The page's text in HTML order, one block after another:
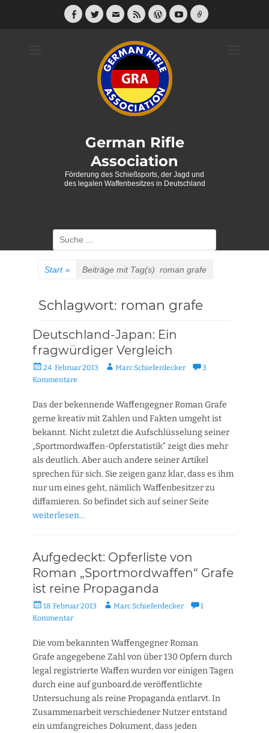
Facebook
Twitter
E-
Feed WordPress
YouTube
Link
German Rifle
Association
Förderung des Schießsports, der Jagd und
des legalen Waffenbesitzes in Deutschland
Suche
nach:
Start » Beiträge mit Tag(s) roman grafe
Schlagwort: roman grafe
Deutschland-Japan: Ein
fragwürdiger Vergleich
Veröffentlicht
am
24. Februar 2013 AutorMarc Schieferdecker
3
Kommentare
Das der bekennende Waffengegner Roman Grafe
gerne kreativ mit Zahlen und Fakten umgeht ist
bekannt. Nicht zuletzt die Aufschlüsselung seiner
„Sportmordwaffen-Opferstatistik“ zeigt dies mehr
als deutlich. Aber auch andere seiner Artikel
sprechen für sich. Sie zeigen ganz klar, dass es ihm
nur um eines geht, nämlich Waffenbesitzer zu
diffamieren. So befindet sich auf seiner Seite
weiterlesen…
Aufgedeckt: Opferliste von
Roman „Sportmordwaffen“ Grafe
ist reine Propaganda
Veröffentlicht
am
18. Februar 2013 AutorMarc Schieferdecker
1
Kommentar
Die vom bekannten Waffengegner Roman
Grafe angegebene Zahl von über 130 Opfern durch
legal registrierte Waffen wurden vor einigen Tagen
durch eine auf gunboard.de veröffentlichte
Untersuchung als reine Propaganda entlarvt. In
Zusammenarbeit verschiedener Nutzer entstand
ein umfangreiches Dokument, dass jeden